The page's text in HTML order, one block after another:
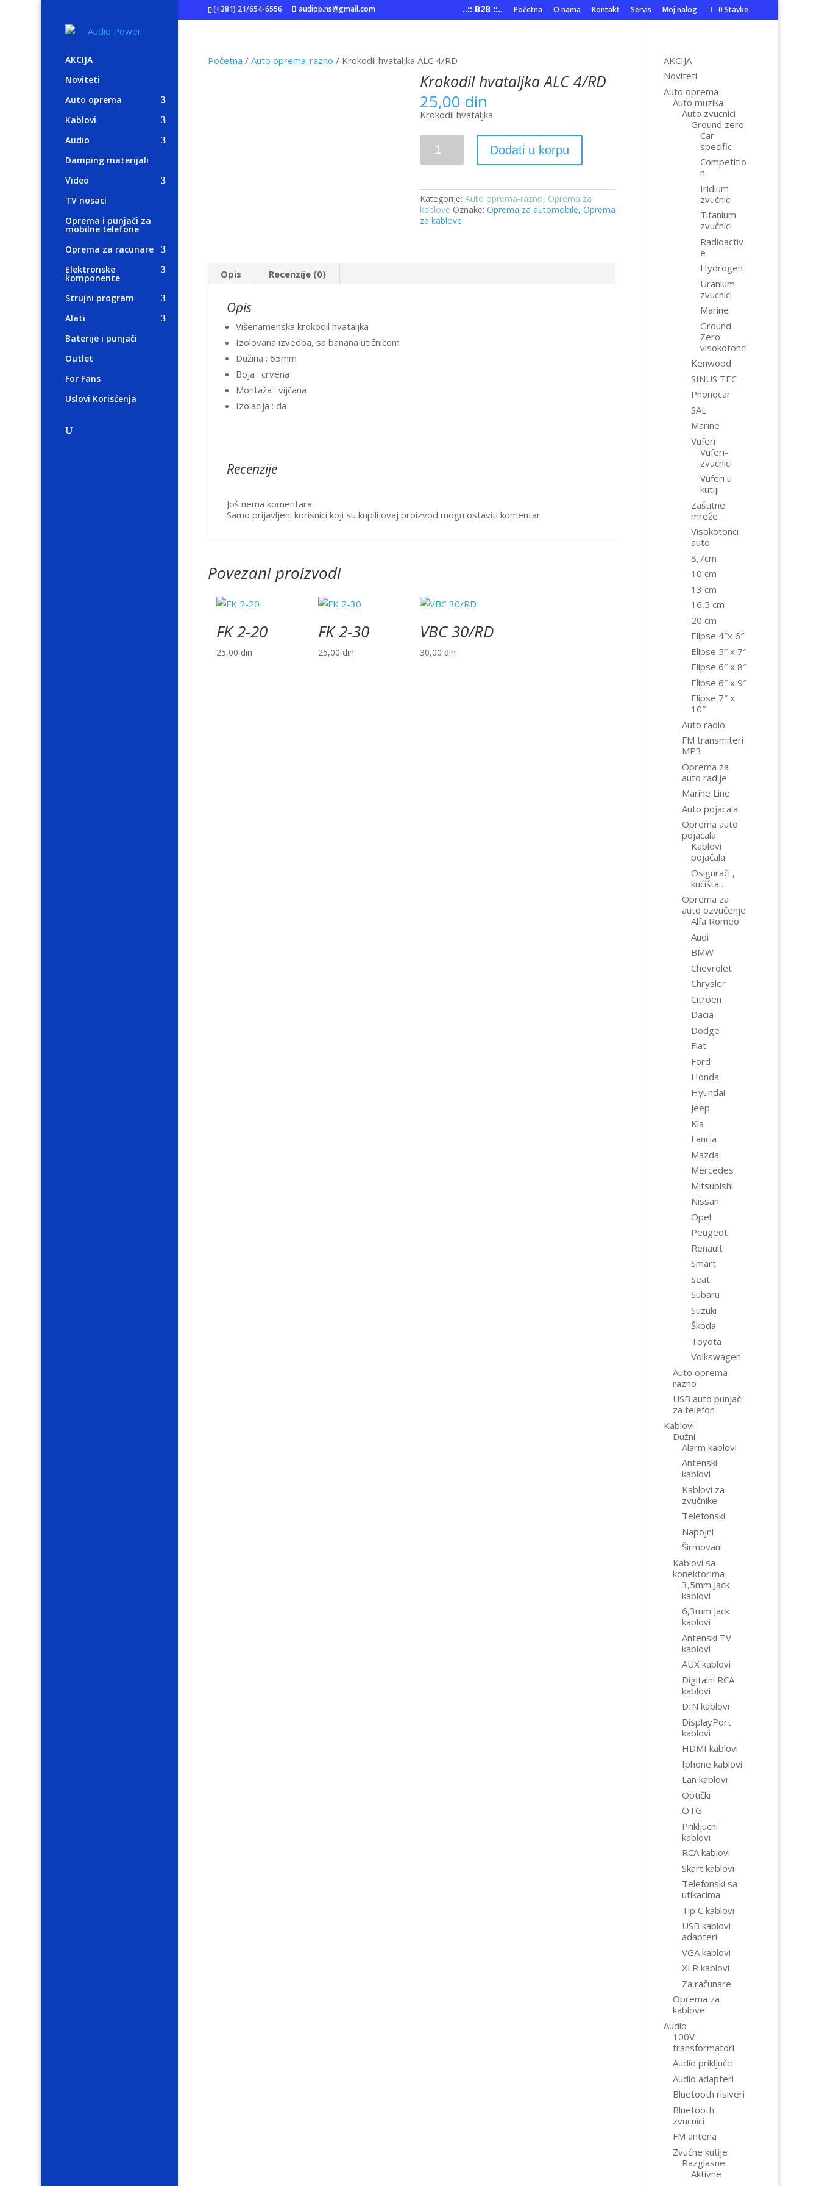
(+381) 21/654-6556 audiop.ns@gmail.com ..:: B2B ::.. Početna O nama Kontakt Servis Moj nalog 0 Stavke
AKCIJA
Noviteti
Auto oprema
Kablovi
Audio
Damping materijali
Video
TV nosaci
Oprema i punjači za
mobilne telefone
Oprema za racunare
Elektronske
komponente
Strujni program
Alati
Baterije i punjači
Outlet
For Fans
Uslovi Korisćenja
Početna /Auto oprema-razno / Krokodil hvataljka ALC 4/RD
Krokodil hvataljka ALC 4/RD
25,00 din
Krokodil hvataljka
Krokodil
hvataljka
ALC
Dodati u korpu
Kategorije:Auto oprema-razno, Oprema za
kablove Oznake:Oprema za automobile,Oprema
za kablove
Opis Recenzije (0)
Opis
Višenamenska krokodil hvataljka
Izolovana izvedba, sa banana utičnicom
Dužina : 65mm
Boja : crvena
Montaža : vijčana
Izolacija : da
Recenzije
Još nema komentara.
Samo prijavljeni korisnici koji su kupili ovaj proizvod mogu ostaviti komentar
Povezani proizvodi
FK 2-20
25,00 din
FK 2-30
25,00 din
VBC 30/RD
30,00 din
AKCIJA
Noviteti
Auto oprema
Auto muzika
Auto zvucnici
Ground zero
Car
specific
Competitio
n
Iridium
zvučnici
Titanium
zvučnici
Radioactiv
e
Hydrogen
Uranium
zvucnici
Marine
Ground
Zero
visokotonci
Kenwood
SINUS TEC
Phonocar
SAL
Marine
Vuferi
Vuferi-
zvucnici
Vuferi u
kutiji
Zaštitne
mreže
Visokotonci
auto
8,7cm
10 cm
13 cm
16,5 cm
20 cm
Elipse 4″x 6″
Elipse 5″ x 7″
Elipse 6″ x 8″
Elipse 6″ x 9″
Elipse 7″ x
10″
Auto radio
FM transmiteri
MP3
Oprema za
auto radije
Marine Line
Auto pojacala
Oprema auto
pojacala
Kablovi
pojačala
Osigurači ,
kućišta…
Oprema za
auto ozvučenje
Alfa Romeo
Audi
BMW
Chevrolet
Chrysler
Citroen
Dacia
Dodge
Fiat
Ford
Honda
Hyundai
Jeep
Kia
Lancia
Mazda
Mercedes
Mitsubishi
Nissan
Opel
Peugeot
Renault
Smart
Seat
Subaru
Suzuki
Škoda
Toyota
Volkswagen
Auto oprema-
razno
USB auto punjači
za telefon
Kablovi
Dužni
Alarm kablovi
Antenski
kablovi
Kablovi za
zvučnike
Telefonski
Napojni
Širmovani
Kablovi sa
konektorima
3,5mm Jack
kablovi
6,3mm Jack
kablovi
Antenski TV
kablovi
AUX kablovi
Digitalni RCA
kablovi
DIN kablovi
DisplayPort
kablovi
HDMI kablovi
Iphone kablovi
Lan kablovi
Optički
OTG
Prikljucni
kablovi
RCA kablovi
Skart kablovi
Telefonski sa
utikacima
Tip C kablovi
USB kablovi-
adapteri
VGA kablovi
XLR kablovi
Za računare
Oprema za
kablove
Audio
100V
transformatori
Audio priključci
Audio adapteri
Bluetooth risiveri
Bluetooth
zvucnici
FM antena
Zvučne kutije
Razglasne
Aktivne